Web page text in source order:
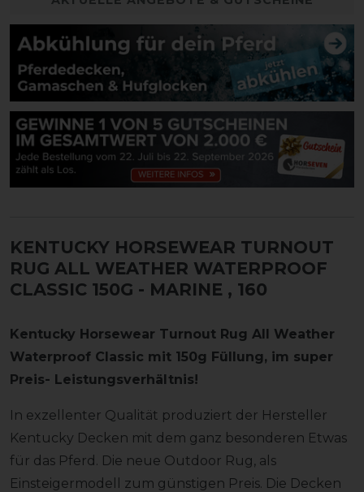
KENTUCKY HORSEWEAR TURNOUT
RUG ALL WEATHER WATERPROOF
CLASSIC 150G - MARINE , 160
Kentucky Horsewear Turnout Rug All Weather
Waterproof Classic mit 150g Füllung, im super
Preis- Leistungsverhältnis!
In exzellenter Qualität produziert der Hersteller
Kentucky Decken mit dem ganz besonderen Etwas
für das Pferd. Die neue Outdoor Rug, als
Einsteigermodell zum günstigen Preis. Die Decken